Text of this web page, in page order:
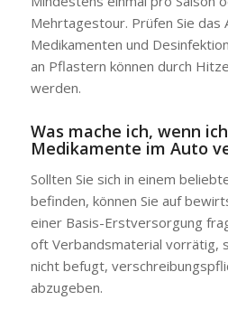
Mehrtagestour. Prüfen Sie das
Medikamenten und
an Pflastern können durch
werden.
Was mache ich, wenn
Medikamente im Auto
Sollten Sie sich in einem
befinden, können Sie auf
einer Basis-Erstversorgung
oft Verbandsmaterial vorrätig,
nicht befugt,
abzugeben.